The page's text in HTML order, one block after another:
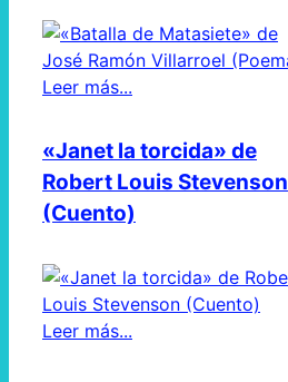
Leer más...
«Janet la torcida» de
Robert Louis Stevenson
(Cuento)
Leer más...